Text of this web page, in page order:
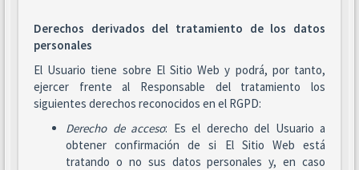
Derechos derivados del tratamiento de los datos
personales
El Usuario tiene sobre El Sitio Web y podrá, por tanto,
ejercer frente al Responsable del tratamiento los
siguientes derechos reconocidos en el RGPD:
Derecho de acceso: Es el derecho del Usuario a
obtener confirmación de si El Sitio Web está
tratando o no sus datos personales y, en caso